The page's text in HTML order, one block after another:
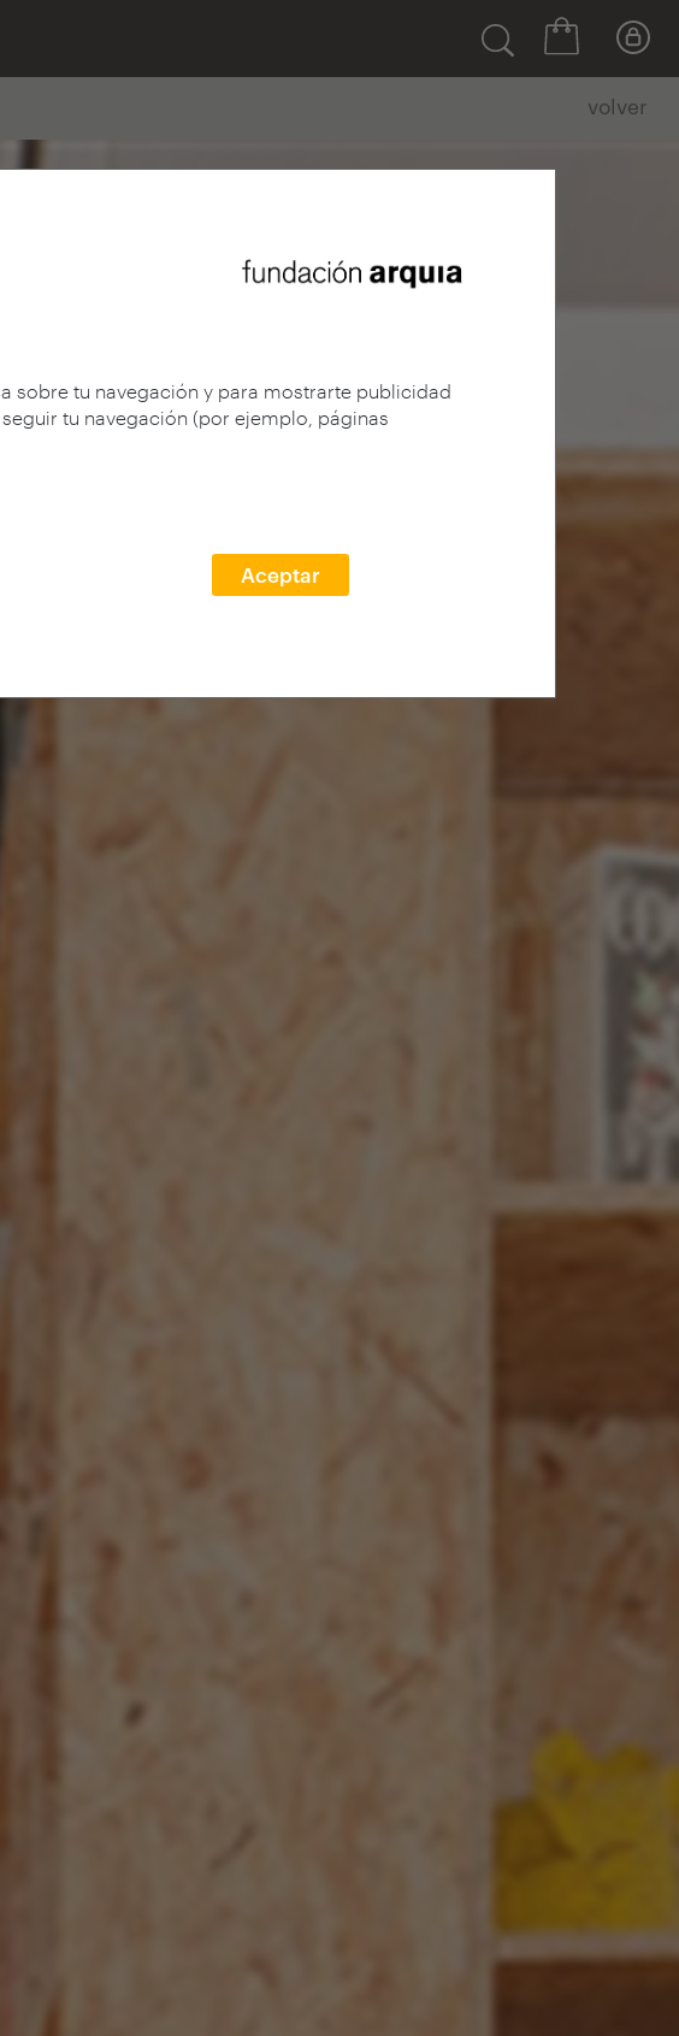
sobre tu navegación y para mostrarte publicidad
tu navegación (por ejemplo, páginas
Aceptar
volver